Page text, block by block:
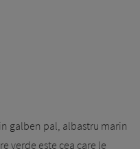
galben pal, albastru marin
verde este cea care le